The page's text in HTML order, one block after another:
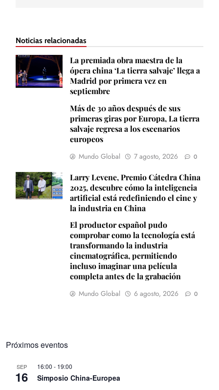
Noticias relacionadas
La premiada obra maestra de la
ópera china ‘La tierra salvaje’ llega a
Madrid por primera vez en
septiembre
Más de 30 años después de sus
primeras giras por Europa, La tierra
salvaje regresa a los escenarios
europeos
Mundo Global 7 agosto, 2026 0
Larry Levene, Premio Cátedra China
2025, descubre cómo la inteligencia
artificial está redefiniendo el cine y
la industria en China
El productor español pudo
comprobar como la tecnología está
transformando la industria
cinematográfica, permitiendo
incluso imaginar una película
completa antes de la grabación
Mundo Global 6 agosto, 2026 0
Próximos eventos
SEP
16
16:00 - 19:00
Simposio China-Europea